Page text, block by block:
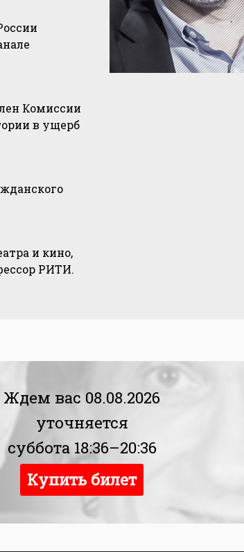
Комиссии
в ущерб
и кино,
РИТИ.
Ждем вас 08.08.2026
уточняется
суббота 18:36–20:36
Купить билет